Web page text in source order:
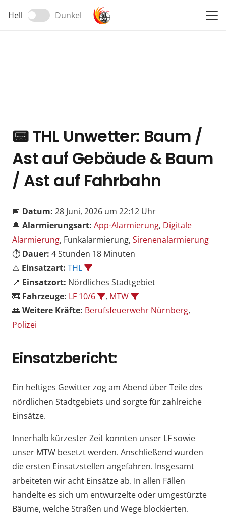
Hell Dunkel
📟THL Unwetter: Baum /
Ast auf Gebäude & Baum
/ Ast auf Fahrbahn
📅 Datum: 28 Juni, 2026 um 22:12 Uhr
🔔 Alarmierungsart: App-Alarmierung, Digitale
Alarmierung, Funkalarmierung, Sirenenalarmierung
⏱️ Dauer: 4 Stunden 18 Minuten
⚠️ Einsatzart: THL
📍 Einsatzort: Nördliches Stadtgebiet
🚒 Fahrzeuge: LF 10/6 , MTW
👥 Weitere Kräfte: Berufsfeuerwehr Nürnberg,
Polizei
Einsatzbericht:
Ein heftiges Gewitter zog am Abend über Teile des
nördlichen Stadtgebiets und sorgte für zahlreiche
Einsätze.
Innerhalb kürzester Zeit konnten unser LF sowie
unser MTW besetzt werden. Anschließend wurden
die ersten Einsatzstellen angefahren. Insgesamt
arbeiteten wir acht Einsätze ab. In allen Fällen
handelte es sich um entwurzelte oder umgestürzte
Bäume, welche Straßen und Wege blockierten.